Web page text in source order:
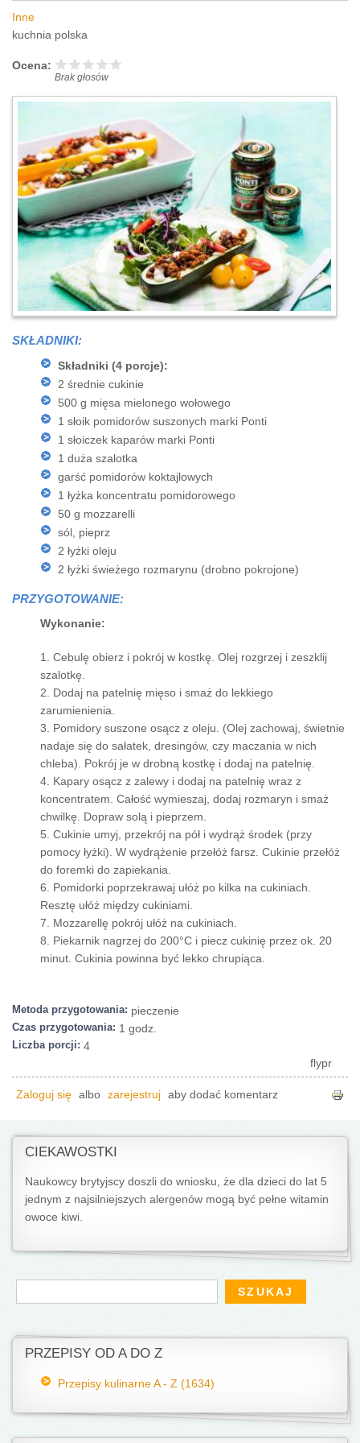
Inne
kuchnia polska
Ocena:
Brak głosów
SKŁADNIKI:
Składniki (4 porcje):
2 średnie cukinie
500 g mięsa mielonego wołowego
1 słoik pomidorów suszonych marki Ponti
1 słoiczek kaparów marki Ponti
1 duża szalotka
garść pomidorów koktajlowych
1 łyżka koncentratu pomidorowego
50 g mozzarelli
sól, pieprz
2 łyżki oleju
2 łyżki świeżego rozmarynu (drobno pokrojone)
PRZYGOTOWANIE:
Wykonanie:
1. Cebulę obierz i pokrój w kostkę. Olej rozgrzej i zeszklij
szalotkę.
2. Dodaj na patelnię mięso i smaż do lekkiego
zarumienienia.
3. Pomidory suszone osącz z oleju. (Olej zachowaj, świetnie
nadaje się do sałatek, dresingów, czy maczania w nich
chleba). Pokrój je w drobną kostkę i dodaj na patelnię.
4. Kapary osącz z zalewy i dodaj na patelnię wraz z
koncentratem. Całość wymieszaj, dodaj rozmaryn i smaż
chwilkę. Dopraw solą i pieprzem.
5. Cukinie umyj, przekrój na pół i wydrąż środek (przy
pomocy łyżki). W wydrążenie przełóż farsz. Cukinie przełóż
do foremki do zapiekania.
6. Pomidorki poprzekrawaj ułóż po kilka na cukiniach.
Resztę ułóż między cukiniami.
7. Mozzarellę pokrój ułóż na cukiniach.
8. Piekarnik nagrzej do 200°C i piecz cukinię przez ok. 20
minut. Cukinia powinna być lekko chrupiąca.
Metoda przygotowania: pieczenie
Czas przygotowania: 1 godz.
Liczba porcji: 4
flypr
Zaloguj się albo zarejestruj aby dodać komentarz
CIEKAWOSTKI
Naukowcy brytyjscy doszli do wniosku, że dla dzieci do lat 5
jednym z najsilniejszych alergenów mogą być pełne witamin
owoce kiwi.
Formularz wyszukiwania
Szukaj
PRZEPISY OD A DO Z
Przepisy kulinarne A - Z (1634)